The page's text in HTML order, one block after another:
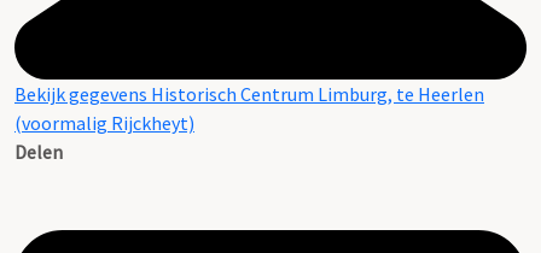
Bekijk gegevens Historisch Centrum Limburg, te Heerlen
(voormalig Rijckheyt)
Delen